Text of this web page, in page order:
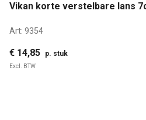
Vikan korte verstelbare lans
Art: 9354
€ 14,85 p. stuk
Excl. BTW